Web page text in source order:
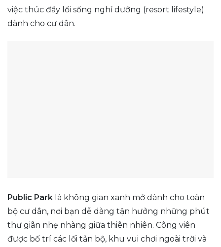
việc thúc đẩy lối sống nghỉ dưỡng (resort lifestyle)
dành cho cư dân.
Public Park là không gian xanh mở dành cho toàn
bộ cư dân, nơi bạn dễ dàng tận hưởng những phút
thư giãn nhẹ nhàng giữa thiên nhiên. Công viên
được bố trí các lối tản bộ, khu vui chơi ngoài trời và